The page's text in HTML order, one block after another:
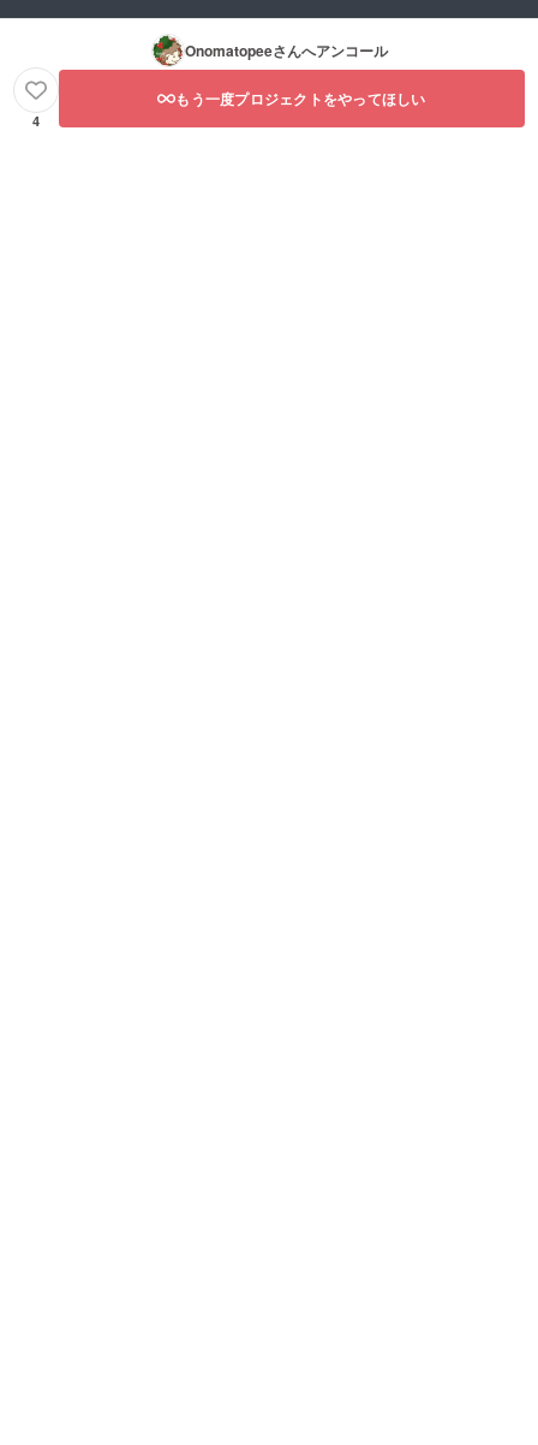
Onomatopeeさんへアンコール
4
もう一度プロジェクトをやってほしい